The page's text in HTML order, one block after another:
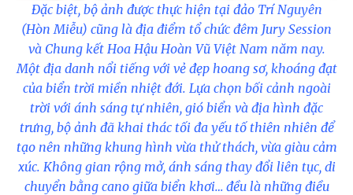
Đặc biệt, bộ ảnh được thực hiện tại đảo Trí Nguyên
(Hòn Miễu) cũng là địa điểm tổ chức đêm Jury Session
và Chung kết Hoa Hậu Hoàn Vũ Việt Nam năm nay.
Một địa danh nổi tiếng với vẻ đẹp hoang sơ, khoáng đạt
của biển trời miền nhiệt đới. Lựa chọn bối cảnh ngoài
trời với ánh sáng tự nhiên, gió biển và địa hình đặc
trưng, bộ ảnh đã khai thác tối đa yếu tố thiên nhiên để
tạo nên những khung hình vừa thử thách, vừa giàu cảm
xúc. Không gian rộng mở, ánh sáng thay đổi liên tục, di
chuyển bằng cano giữa biển khơi… đều là những điều